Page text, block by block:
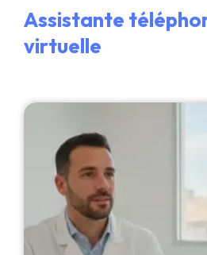
Assistante
virtuelle